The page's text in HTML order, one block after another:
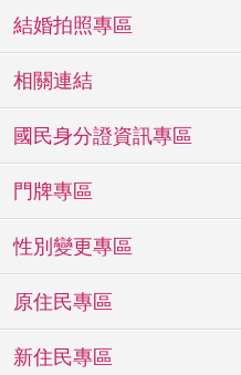
結婚拍照專區
相關連結
國民身分證資訊專區
門牌專區
性別變更專區
原住民專區
新住民專區